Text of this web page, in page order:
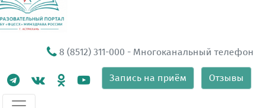
8 (8512) 311-000 - Многоканальный телефон
Запись на приём Отзывы